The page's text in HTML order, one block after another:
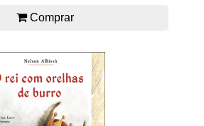
Comprar